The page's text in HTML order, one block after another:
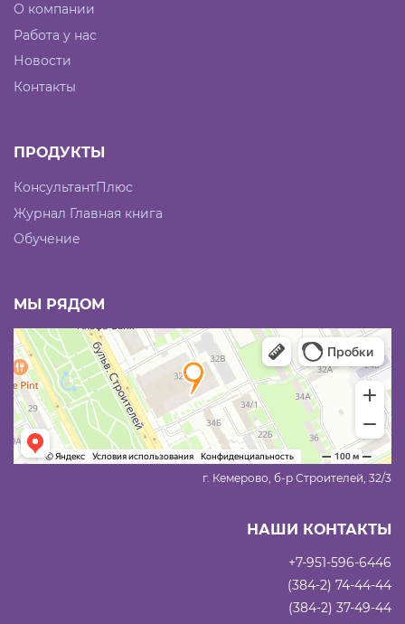
О компании
Работа у нас
Новости
Контакты
ПРОДУКТЫ
КонсультантПлюс
Журнал Главная книга
Обучение
МЫ РЯДОМ
г. Кемерово, б-р Строителей, 32/3
НАШИ КОНТАКТЫ
+7-951-596-6446
(384-2) 74-44-44
(384-2) 37-49-44